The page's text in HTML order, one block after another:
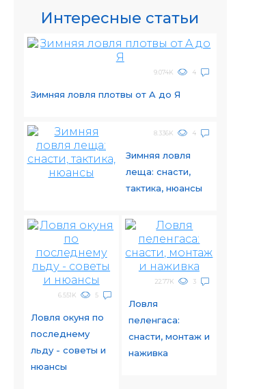
Интересные статьи
9.074K 4
Зимняя ловля плотвы от A до Я
8.336K 4
Зимняя ловля
леща: снасти,
тактика, нюансы
6.551K 5
Ловля окуня по
последнему
льду - советы и
нюансы
22.77K 3
Ловля
пеленгаса:
снасти, монтаж и
наживка